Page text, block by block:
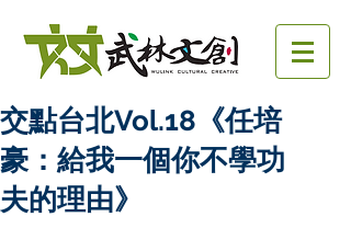
交點台北Vol.18《任培
豪：給我一個你不學功
夫的理由》